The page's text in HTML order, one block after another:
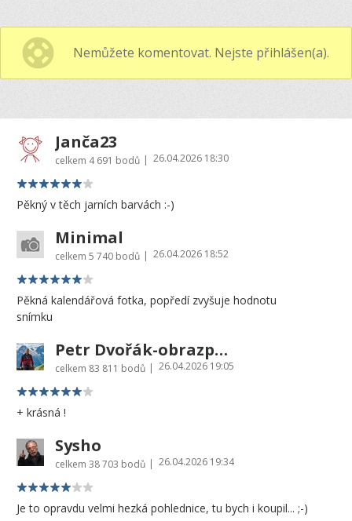
Nemůžete komentovat. Nejste přihlášen(a).
Janča23
celkem 4 691 bodů | 26.04.2026 18:30
Pěkný v těch jarních barvách :-)
Minimal
celkem 5 740 bodů | 26.04.2026 18:52
Pěkná kalendářová fotka, popředí zvyšuje hodnotu
snímku
Petr Dvořák-obrazprovas.cz
celkem 83 811 bodů | 26.04.2026 19:05
+ krásná !
Sysho
celkem 38 703 bodů | 26.04.2026 19:34
Je to opravdu velmi hezká pohlednice, tu bych i koupil... ;-)